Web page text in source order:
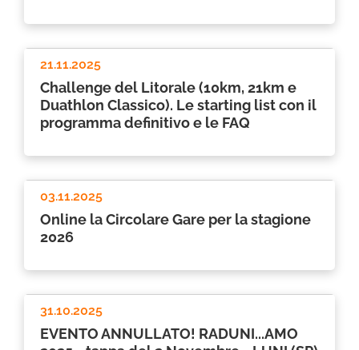
21.11.2025
Challenge del Litorale (10km, 21km e
Duathlon Classico). Le starting list con il
programma definitivo e le FAQ
03.11.2025
Online la Circolare Gare per la stagione
2026
31.10.2025
EVENTO ANNULLATO! RADUNI...AMO